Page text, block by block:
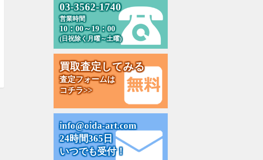
03-3562-1740
営業時間
10：00～19：00
(日祝除く月曜～土曜)
買取査定してみる
査定フォームは
コチラ>>
info@oida-art.com
24時間365日
いつでも受付！